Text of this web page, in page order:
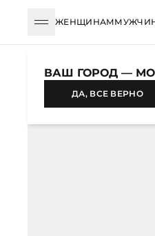
ЖЕНЩИНАМ
ВАШ ГОРОД —
ДА, ВСЕ ВЕРНО